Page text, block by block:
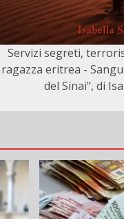
Servizi segreti,
ragazza eritrea -
del Sinai", di